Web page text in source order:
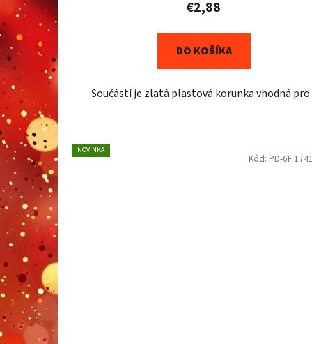
€2,88
DO KOŠÍKA
Součástí je zlatá plastová korunka vhodná
NOVINKA
Kód: PD-6F